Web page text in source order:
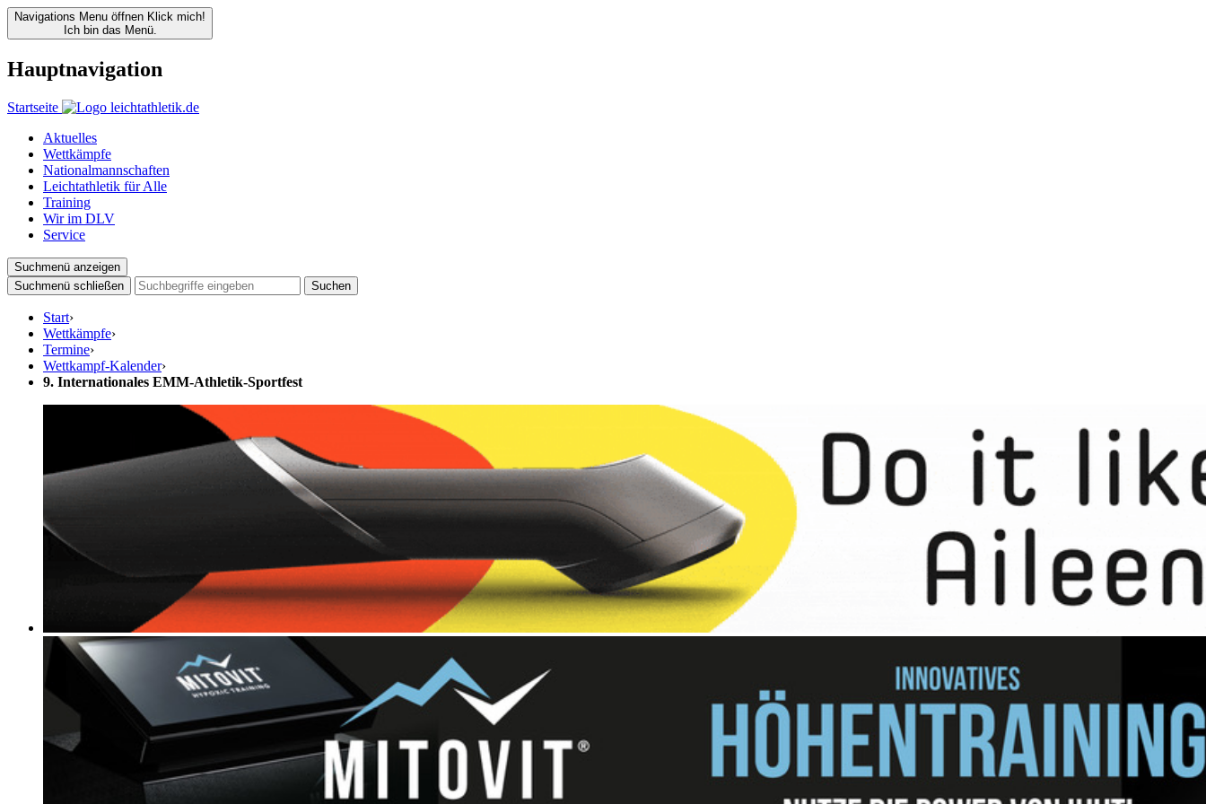
Navigations Menu öffnen Klick mich!
Ich bin das Menü.
Hauptnavigation
Startseite
Aktuelles
Wettkämpfe
Nationalmannschaften
Leichtathletik für Alle
Training
Wir im DLV
Service
Suchmenü anzeigen
Suchmenü schließen
Suchen
Start›
Wettkämpfe›
Termine›
Wettkampf-Kalender›
9. Internationales EMM-Athletik-Sportfest